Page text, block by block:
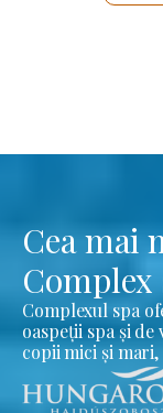
Cea mai
Complex
Complexul spa
oaspeții spa și
copii mici și